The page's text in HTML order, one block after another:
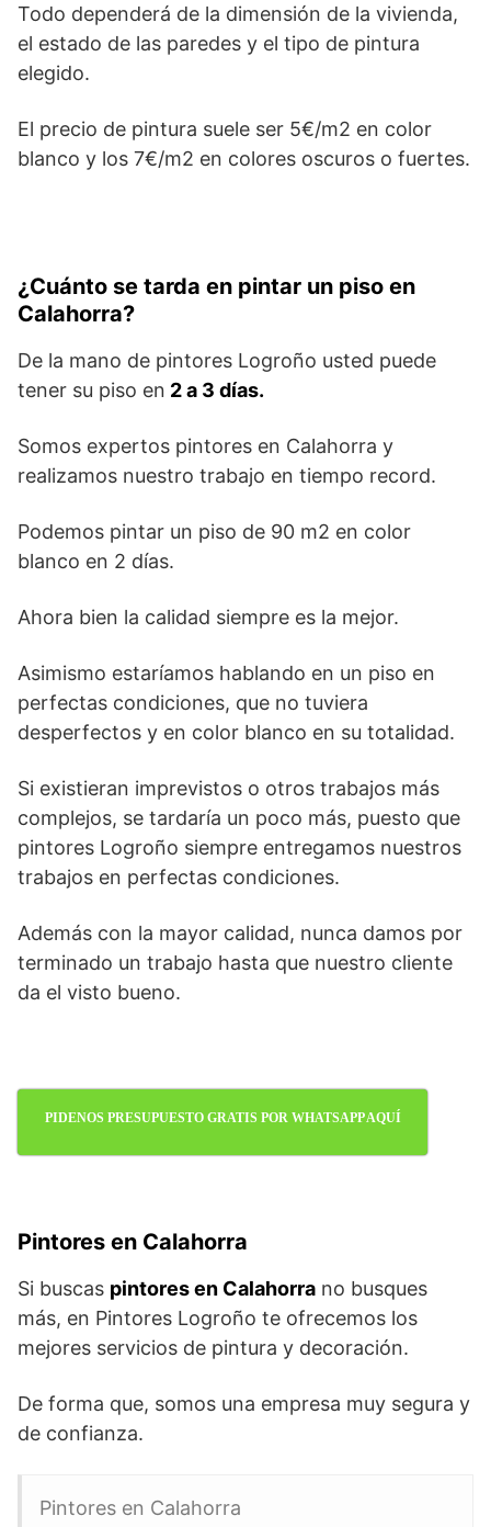
Todo dependerá de la dimensión de la vivienda,
el estado de las paredes y el tipo de pintura
elegido.
El precio de pintura suele ser 5€/m2 en color
blanco y los 7€/m2 en colores oscuros o fuertes.
¿Cuánto se tarda en pintar un piso en
Calahorra?
De la mano de pintores Logroño usted puede
tener su piso en 2 a 3 días.
Somos expertos pintores en Calahorra y
realizamos nuestro trabajo en tiempo record.
Podemos pintar un piso de 90 m2 en color
blanco en 2 días.
Ahora bien la calidad siempre es la mejor.
Asimismo estaríamos hablando en un piso en
perfectas condiciones, que no tuviera
desperfectos y en color blanco en su totalidad.
Si existieran imprevistos o otros trabajos más
complejos, se tardaría un poco más, puesto que
pintores Logroño siempre entregamos nuestros
trabajos en perfectas condiciones.
Además con la mayor calidad, nunca damos por
terminado un trabajo hasta que nuestro cliente
da el visto bueno.
PIDENOS PRESUPUESTO GRATIS POR WHATSAPP AQUÍ
Pintores en Calahorra
Si buscas pintores en Calahorra no busques
más, en Pintores Logroño te ofrecemos los
mejores servicios de pintura y decoración.
De forma que, somos una empresa muy segura y
de confianza.
Pintores en Calahorra